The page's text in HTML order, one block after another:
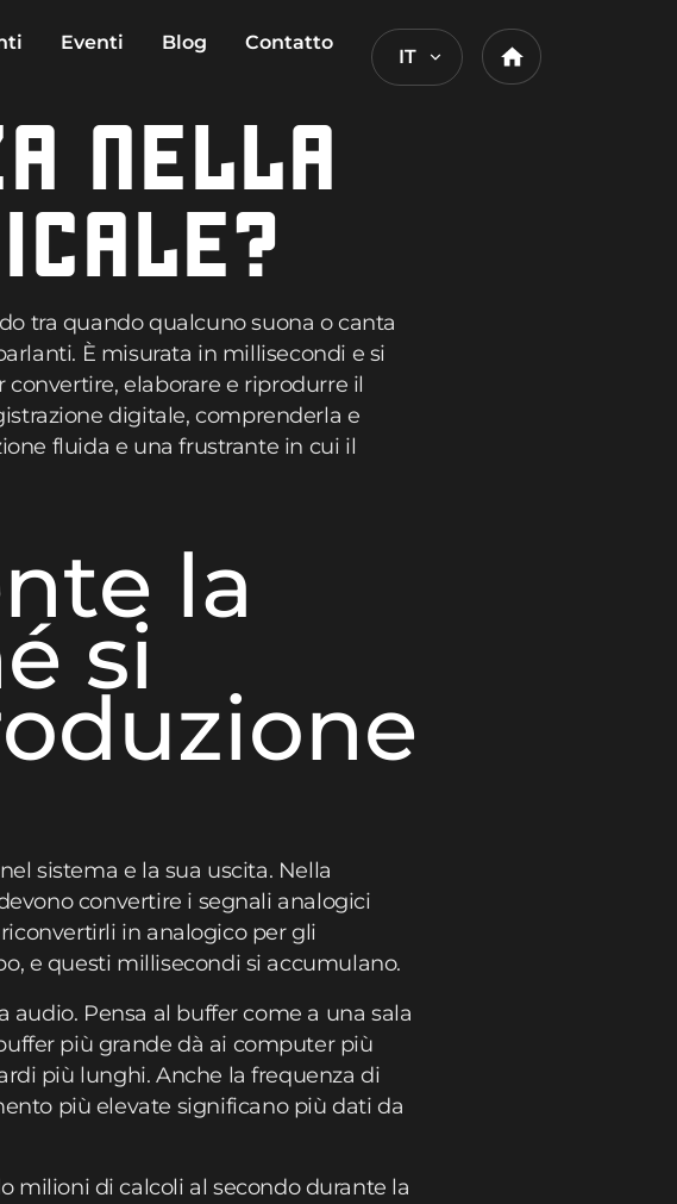
Eventi Blog Contatto
IT Home
NELLA
tra quando qualcuno suona o canta
È misurata in millisecondi e si
elaborare e riprodurre il
digitale, comprenderla e
fluida e una frustrante in cui il
la
si
sistema e la sua uscita. Nella
convertire i segnali analogici
in analogico per gli
e questi millisecondi si accumulano.
Pensa al buffer come a una sala
più grande dà ai computer più
più lunghi. Anche la frequenza di
più elevate significano più dati da
milioni di calcoli al secondo durante la